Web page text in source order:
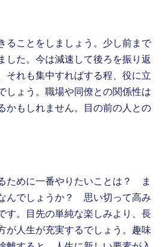
ることをしましょう。少し前まで
した。今は減速して後ろを振り返
それも集中すればする程、役に立
しょう。職場や同僚との関係性は
かもしれません。目の前の人との
ために一番やりたいことは？ ま
んでしょうか？ 思い切って高み
す。目先の単純な楽しみより、長
が人生が充実するでしょう。趣味